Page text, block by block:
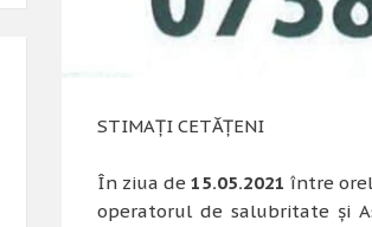
STIMAȚI CETĂȚENI
În ziua de 15.05.2021 între
operatorul de salubritate și